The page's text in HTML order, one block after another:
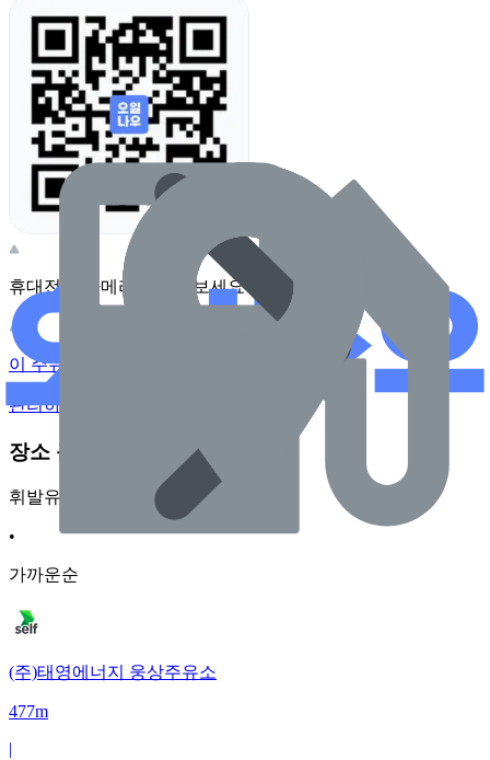
휴대전화 카메라로 찍어보세요
이 주유소의 사장님이신가요?
관리하기
장소 근처 주유소
휘발유
•
가까운순
(주)태영에너지 웅상주유소
477m
|